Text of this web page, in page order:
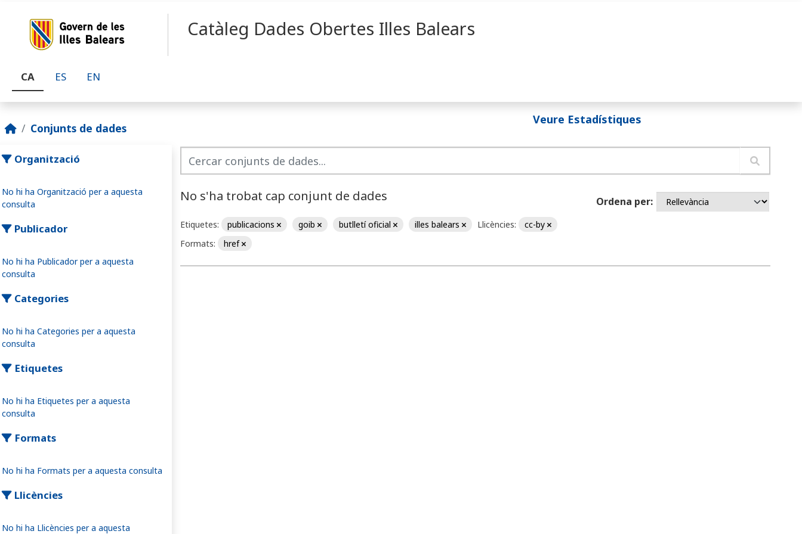
Catàleg Dades Obertes Illes Balears
CA ES EN
Veure Estadístiques
Conjunts de dades
Organització
No hi ha Organització per a aquesta
consulta
Publicador
No hi ha Publicador per a aquesta
consulta
Categories
No hi ha Categories per a aquesta
consulta
Etiquetes
No hi ha Etiquetes per a aquesta
consulta
Formats
No hi ha Formats per a aquesta consulta
Llicències
No hi ha Llicències per a aquesta
Ordena per
No s'ha trobat cap conjunt de dades
Etiquetes: publicacions goib butlletí oficial illes balears Llicències:
cc-by
Formats:
href